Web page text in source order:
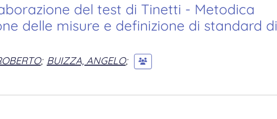
del test di Tinetti - Metodica
delle misure e definizione di standard di
; BUIZZA, ANGELO;